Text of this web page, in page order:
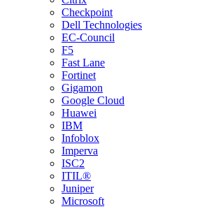
Checkpoint
Dell Technologies
EC-Council
F5
Fast Lane
Fortinet
Gigamon
Google Cloud
Huawei
IBM
Infoblox
Imperva
ISC2
ITIL®
Juniper
Microsoft